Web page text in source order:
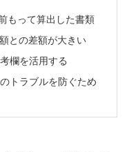
もって算出した書類
との差額が大きい
欄を活用する
トラブルを防ぐため